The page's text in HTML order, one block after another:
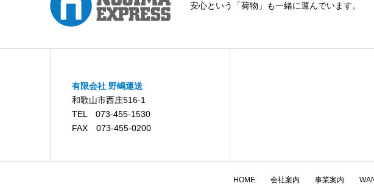
安心という「荷物」も一緒に運んでいます。
有限会社 野嶋運送
和歌山市西庄516-1
TEL 073-455-1530
FAX 073-455-0200
HOME 会社案内 事業案内